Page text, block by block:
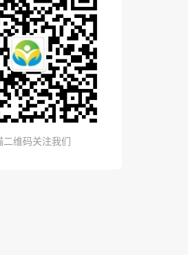
二维码关注我们